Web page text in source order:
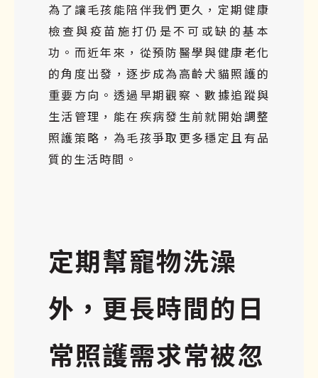
為了讓毛孩能陪伴我們更久，定期健康
檢查與疫苗施打仍是不可或缺的基本
功。而近年來，從預防醫學與健康老化
的角度出發，逐步成為高齡犬貓照護的
重要方向。透過早期觀察、數據追蹤與
生活管理，能在疾病發生前就開始調整
照護策略，為毛孩爭取更多穩定且有品
質的生活時間。
定期幫寵物洗澡
外，更長時間的日
常照護需求常被忽